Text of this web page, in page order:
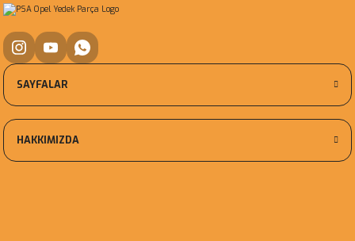
SAYFALAR
HAKKIMIZDA